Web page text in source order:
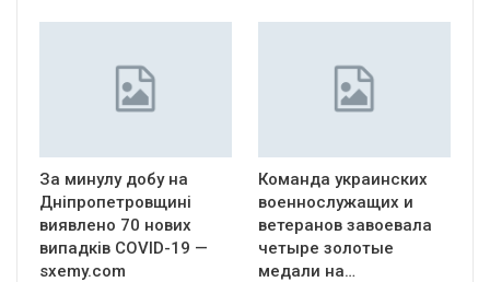
За минулу добу на
Дніпропетровщині
виявлено 70 нових
випадків COVID-19 —
sxemy.com
Команда украинских
военнослужащих и
ветеранов завоевала
четыре золотые
медали на…